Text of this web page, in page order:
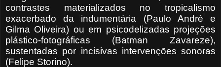
contrastes materializados no tropicalismo
exacerbado da indumentária (Paulo André e
Gilma Oliveira) ou em psicodelizadas projeções
plástico-fotográficas (Batman Zavareze),
sustentadas por incisivas intervenções sonoras
(Felipe Storino).